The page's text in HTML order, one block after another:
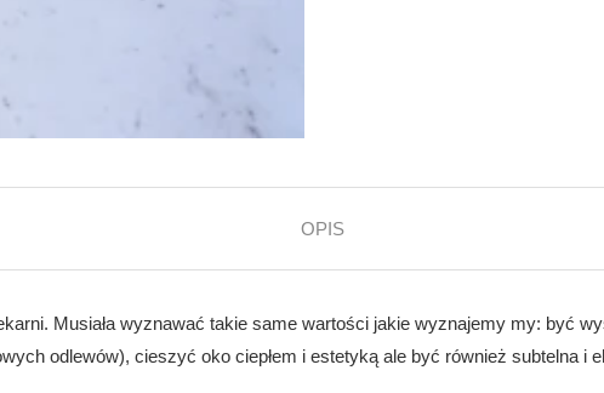
OPIS
Musiała wyznawać takie same wartości jakie wyznajemy my: być
odlewów), cieszyć oko ciepłem i estetyką ale być również subtelna i